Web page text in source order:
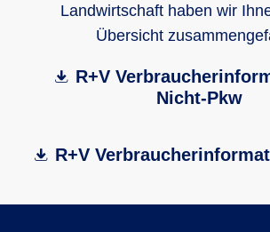
Landwirtschaft haben wir
Übersicht
R+V
Nicht-Pkw
R+V